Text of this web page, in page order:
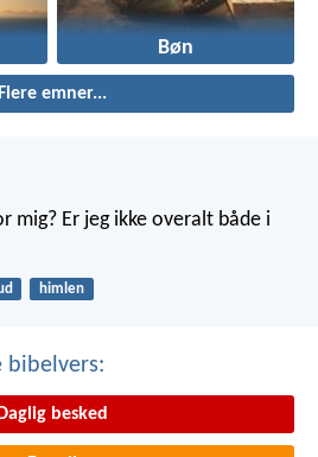
Bøn
Flere emner...
mig? Er jeg ikke overalt både i
himlen
bibelvers:
Daglig besked